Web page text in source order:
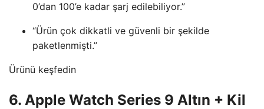
0’dan 100’e kadar şarj edilebiliyor.”
“Ürün çok dikkatli ve güvenli bir şekilde
paketlenmişti.”
Ürünü keşfedin
6. Apple Watch Series 9 Altın + Kil